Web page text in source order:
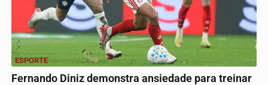
ESPORTE
Fernando Diniz demonstra ansiedade para treinar